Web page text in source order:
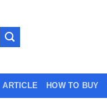
ARTICLE HOW TO BUY